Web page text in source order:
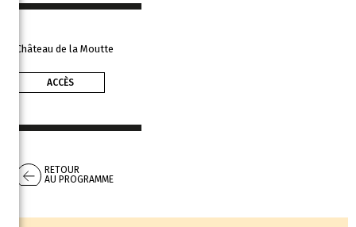
Château de la Moutte
ACCÈS
RETOUR
AU PROGRAMME